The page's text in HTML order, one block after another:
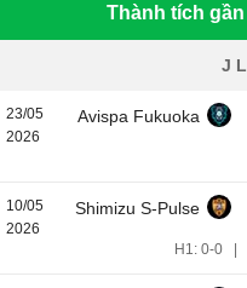
Thành tích
J
23/05
2026
Avispa Fukuoka
10/05
2026
Shimizu S-Pulse
H1: 0-0